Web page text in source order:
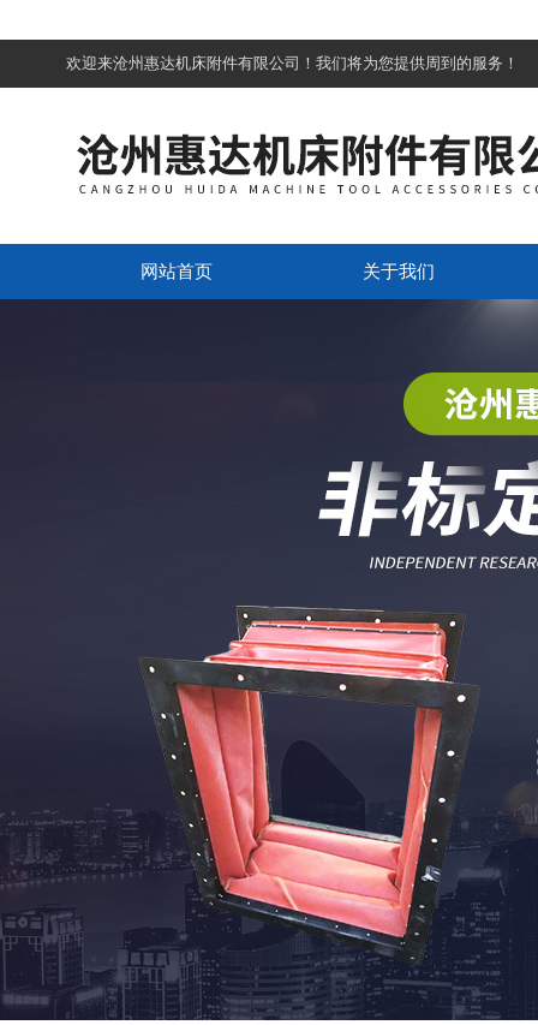
欢迎来沧州惠达机床附件有限公司！我们将为您提供周到的服务！
网站首页 关于我们